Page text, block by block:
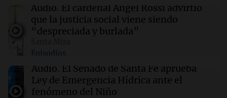
09:21 Espectáculos
Carlos Rottemberg presenta "Pasen y Lean",
su obra sobre 50 años en el teatro argentino
09:20 Sociedad
Un local en Dock Sud que hace reír a los chicos
a cambio de un pancho
Audio. El cardenal Ángel Rossi advirtió
que la justicia social viene siendo
“despreciada y burlada”
Episodios
Audio. El Senado de Santa Fe aprueba
Ley de Emergencia Hídrica ante el
fenómeno del Niño